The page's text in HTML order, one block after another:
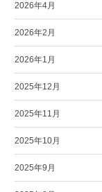
2026年4月
2026年2月
2026年1月
2025年12月
2025年11月
2025年10月
2025年9月